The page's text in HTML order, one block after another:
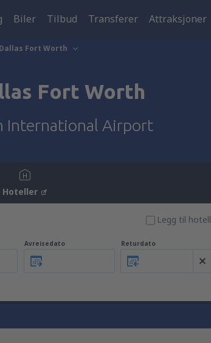
Biler Tilbud Transferer Attraksjoner
Dallas Fort Worth
Fort Worth
International Airport
Hoteller
Legg til hotell
Avreisedato Returdato